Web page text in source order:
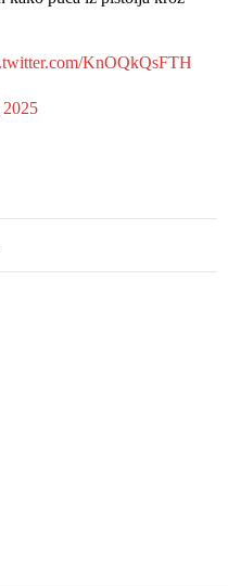
KnOQkQsFTH
2025